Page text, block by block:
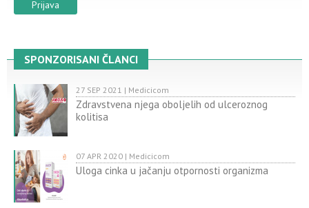
SPONZORISANI ČLANCI
27 SEP 2021 | Medicicom
Zdravstvena njega oboljelih od ulceroznog
kolitisa
07 APR 2020 | Medicicom
Uloga cinka u jačanju otpornosti organizma